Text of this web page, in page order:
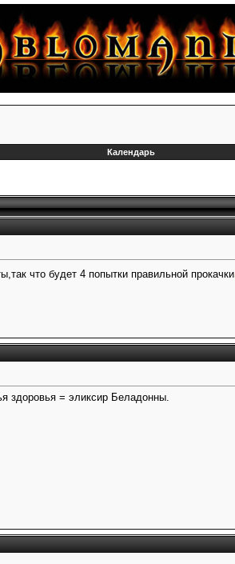
Календарь
что будет 4 попытки правильной прокачки
здоровья = эликсир Беладонны.